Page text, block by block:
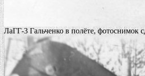
ЛаГГ-3 Гальченко в полёте, фотоснимок